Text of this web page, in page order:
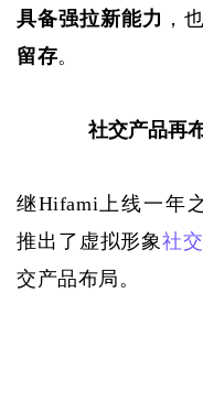
具备强拉新能力 ，
留存。
社交产品再
继Hifami上线一年
推出了虚拟形象社
交产品布局。